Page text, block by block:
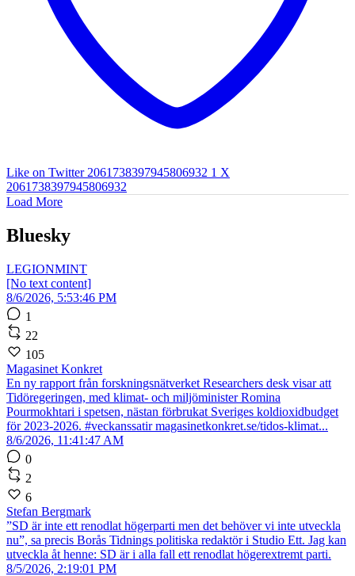
Like on Twitter 2061738397945806932 1 X
2061738397945806932
Load More
Bluesky
LEGIONMINT
[No text content]
8/6/2026, 5:53:46 PM
1
22
105
Magasinet Konkret
En ny rapport från forskningsnätverket Researchers desk visar att
Tidöregeringen, med klimat- och miljöminister Romina
Pourmokhtari i spetsen, nästan förbrukat Sveriges koldioxidbudget
för 2023-2026. #veckanssatir magasinetkonkret.se/tidos-klimat...
8/6/2026, 11:41:47 AM
0
2
6
Stefan Bergmark
”SD är inte ett renodlat högerparti men det behöver vi inte utveckla
nu”, sa precis Borås Tidnings politiska redaktör i Studio Ett. Jag kan
utveckla åt henne: SD är i alla fall ett renodlat högerextremt parti.
8/5/2026, 2:19:01 PM